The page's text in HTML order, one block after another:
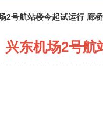
2号航站楼今起试运行 廊
兴东机场2号航